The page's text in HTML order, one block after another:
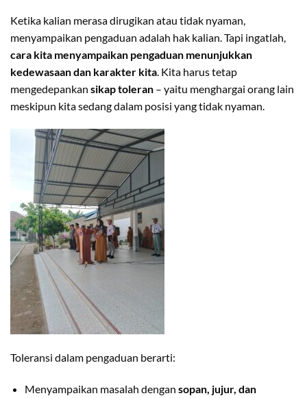
Ketika kalian merasa dirugikan atau tidak nyaman,
menyampaikan pengaduan adalah hak kalian. Tapi ingatlah,
cara kita menyampaikan pengaduan menunjukkan
kedewasaan dan karakter kita. Kita harus tetap
mengedepankan sikap toleran – yaitu menghargai orang lain
meskipun kita sedang dalam posisi yang tidak nyaman.
Toleransi dalam pengaduan berarti:
Menyampaikan masalah dengan sopan, jujur, dan